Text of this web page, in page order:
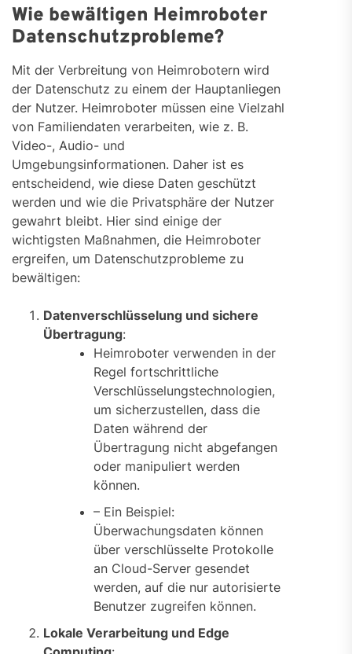
Wie bewältigen Heimroboter
Datenschutzprobleme?
Mit der Verbreitung von Heimrobotern wird
der Datenschutz zu einem der Hauptanliegen
der Nutzer. Heimroboter müssen eine Vielzahl
von Familiendaten verarbeiten, wie z. B.
Video-, Audio- und
Umgebungsinformationen. Daher ist es
entscheidend, wie diese Daten geschützt
werden und wie die Privatsphäre der Nutzer
gewahrt bleibt. Hier sind einige der
wichtigsten Maßnahmen, die Heimroboter
ergreifen, um Datenschutzprobleme zu
bewältigen:
Datenverschlüsselung und sichere
Übertragung:
Heimroboter verwenden in der
Regel fortschrittliche
Verschlüsselungstechnologien,
um sicherzustellen, dass die
Daten während der
Übertragung nicht abgefangen
oder manipuliert werden
können.
– Ein Beispiel:
Überwachungsdaten können
über verschlüsselte Protokolle
an Cloud-Server gesendet
werden, auf die nur autorisierte
Benutzer zugreifen können.
Lokale Verarbeitung und Edge